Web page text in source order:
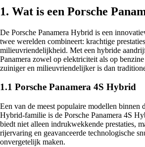
1. Wat is een Porsche
De Porsche Panamera Hybrid is een
twee werelden combineert: krachtige
milieuvriendelijkheid. Met een hybride
Panamera zowel op elektriciteit als op
zuiniger en milieuvriendelijker is dan
1.1 Porsche Panamera 4S Hybrid
Een van de meest populaire modellen binnen
Hybrid-familie is de Porsche Panamera 4S
biedt niet alleen indrukwekkende prestaties,
rijervaring en geavanceerde technologische
onvergetelijk maken.